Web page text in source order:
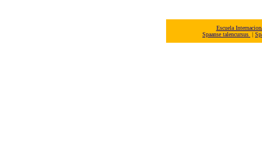
Escuela
Spaanse talencursus |